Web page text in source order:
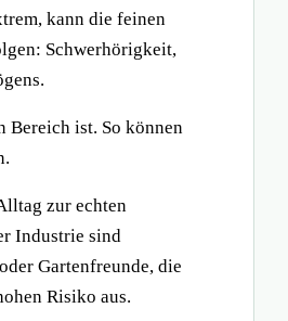
kann die feinen
Schwerhörigkeit,
Bereich ist. So können
zur echten
Industrie sind
Gartenfreunde, die
Risiko aus.